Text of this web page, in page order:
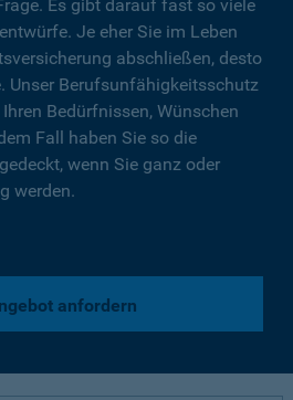
Es gibt darauf fast so viele
Je eher Sie im Leben
abschließen, desto
Unser Berufsunfähigkeitsschutz
Bedürfnissen, Wünschen
Fall haben Sie so die
wenn Sie ganz oder
werden.
anfordern